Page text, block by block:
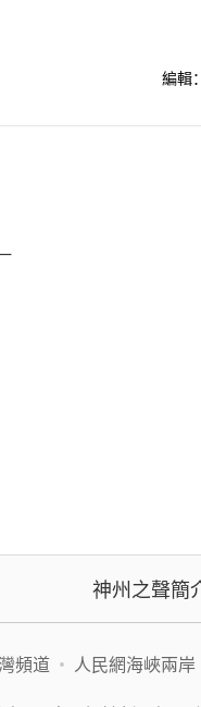
編輯
神州之聲簡
頻道 • 人民網海峽兩岸